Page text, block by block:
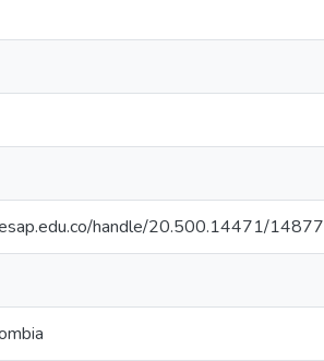
handle/20.500.14471/14877